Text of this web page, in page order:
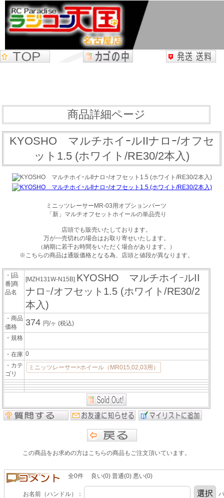
商品詳細ページ
KYOSHO マルチホイｰルIIナロｰ/オフセ
ット1.5 (ホワイト/RE30/2本入)
ミニッツレーサーMR-03用オプションパーツ
「新」マルチオフセットホイールの単品売り
店頭でも販売いたしております。
万が一売切れの場合はお取り寄せいたします。
（納期に若干お時間をいただく場合があります。）
※こちらの商品は通販価格となる為、店頭と値段が異なります。
・[品
番]商
品名
[MZH131W-N15B] KYOSHO マルチホイｰルII
ナロｰ/オフセット1.5 (ホワイト/RE30/2
本入)
・商品
価格
374 円/ヶ(税込)
・規格
・在庫 0
・カテ
ゴリ
ミニッツレーサー>ホイール（MR015,02,03用）
この商品をお求めの方はこちらの商品もご注文頂いています。
全0件 良い(0) 普通(0) 悪い(0)
お名前（ハンドル）：